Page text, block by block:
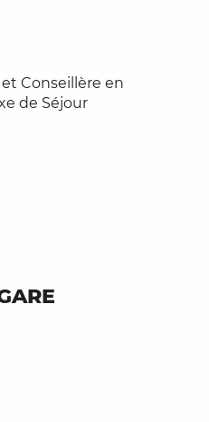
Conseillère en
de Séjour